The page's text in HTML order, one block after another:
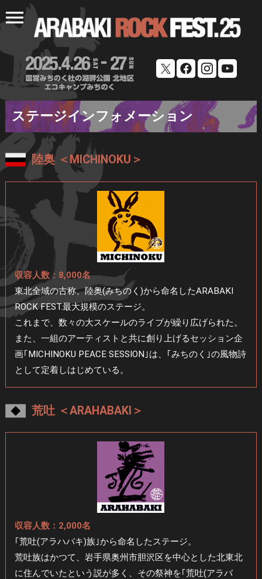
menu
ステージインフォメーション
陸奥 ＜MICHINOKU＞
収容人数：8,000名
東北全域の古称、陸奥(みちのく)から命名したARABAKI
ROCK FEST.最大規模のステージ。
これまで、数々の大スケールのライブが繰り広げられた。
また、一組のアーティストと共に創り上げるセッション企
画｢MICHINOKU PEACE SESSION｣は、｢みちのく｣の風物詩
として定着しはじめている。
荒吐 ＜ARAHABAKI＞
収容人数：2,000名
｢荒吐(アラハバキ)族｣から命名したステージ。
荒吐族はかつて、岩手県奥州市胆沢区を中心とした北東北
に住んでいたという説が多く、 その祭神を｢荒吐(アラバ